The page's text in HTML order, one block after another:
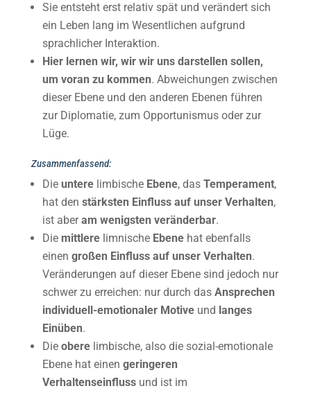
Sie entsteht erst relativ spät und verändert sich
ein Leben lang im Wesentlichen aufgrund
sprachlicher Interaktion.
Hier lernen wir, wir wir uns darstellen sollen,
um voran zu kommen. Abweichungen zwischen
dieser Ebene und den anderen Ebenen führen
zur Diplomatie, zum Opportunismus oder zur
Lüge.
Zusammenfassend:
Die untere limbische Ebene, das Temperament,
hat den stärksten Einfluss auf unser Verhalten,
ist aber am wenigsten veränderbar.
Die mittlere limnische Ebene hat ebenfalls
einen großen Einfluss auf unser Verhalten.
Veränderungen auf dieser Ebene sind jedoch nur
schwer zu erreichen: nur durch das Ansprechen
individuell-emotionaler Motive und langes
Einüben.
Die obere limbische, also die sozial-emotionale
Ebene hat einen geringeren
Verhaltenseinfluss und ist im